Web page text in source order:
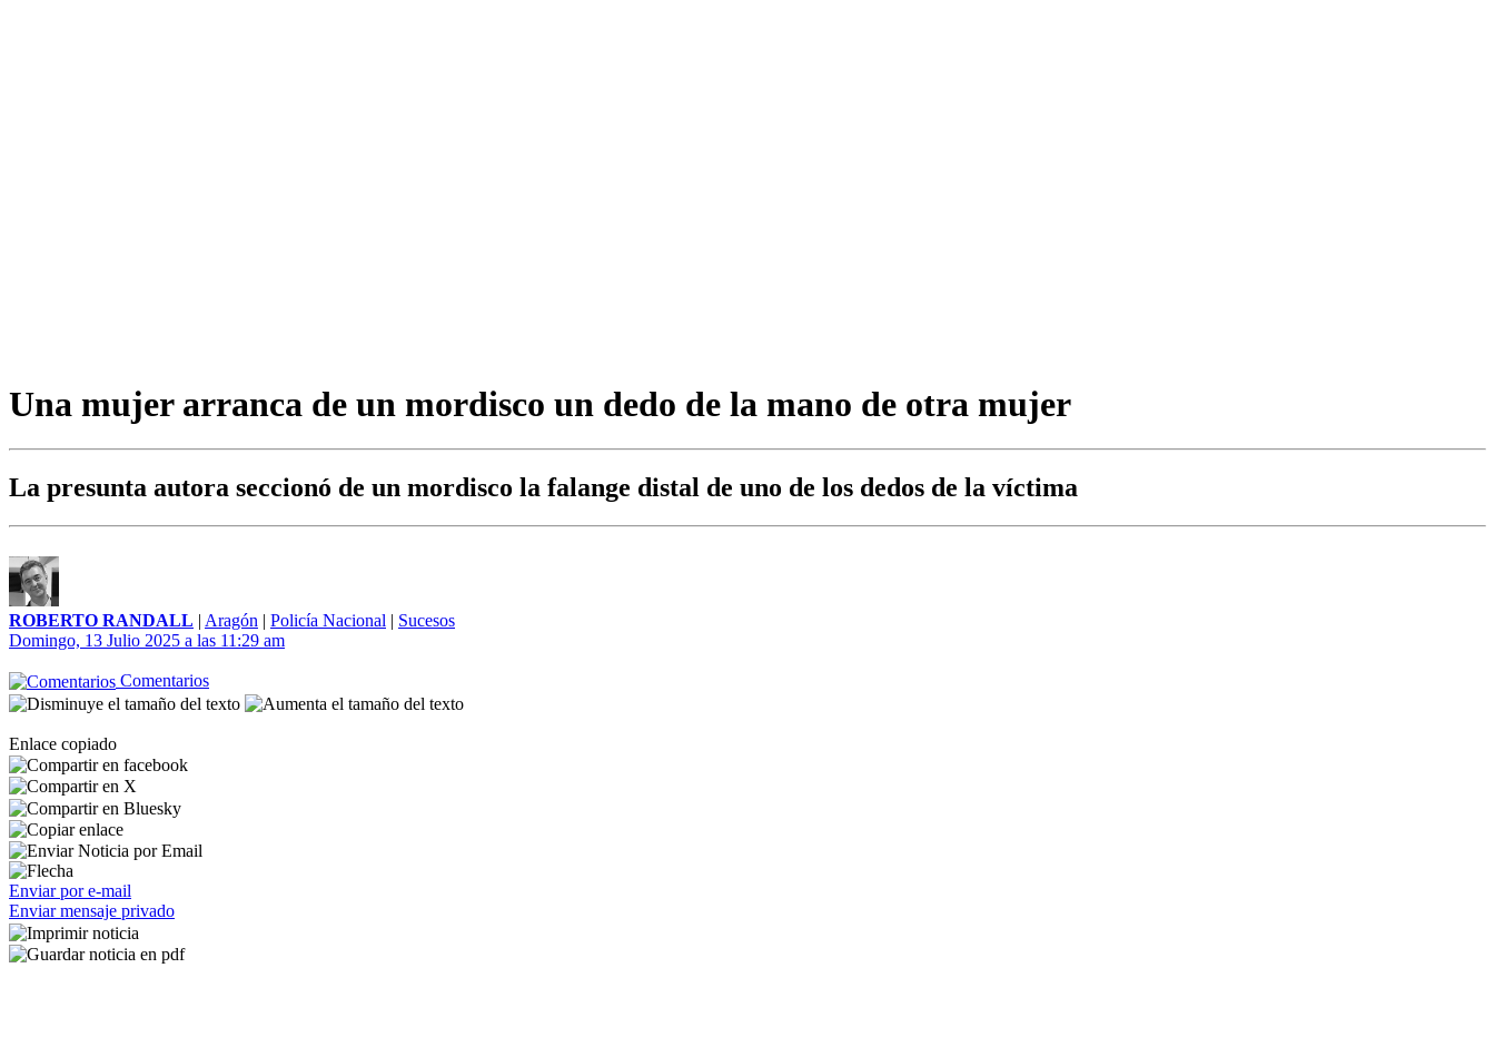
Una mujer arranca de un mordisco un dedo de la mano de otra mujer
La presunta autora seccionó de un mordisco la falange distal de uno de los dedos de la víctima
ROBERTO RANDALL | Aragón | Policía Nacional | Sucesos
Domingo, 13 Julio 2025 a las 11:29 am
Comentarios
Enlace copiado
Enviar por e-mail
Enviar mensaje privado